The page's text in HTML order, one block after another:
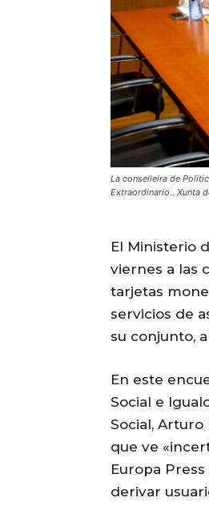
La conselleira de
Extraordinario.. Xunta
El Ministerio
viernes a las
tarjetas
servicios de
su conjunto,
En este
Social e
Social,
que ve
Europa
derivar